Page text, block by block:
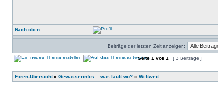
Nach oben
Beiträge der letzten Zeit anzeigen:
Seite 1 von 1 [ 3 Beiträge ]
Foren-Übersicht» Gewässerinfos – was läuft wo? » Weltweit